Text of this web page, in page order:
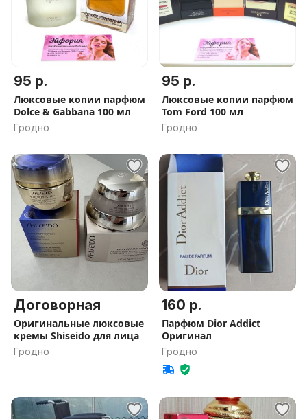
95 р.
Люксовые копии парфюм
Dolce & Gabbana 100 мл
Гродно
95 р.
Люксовые копии парфюм
Tom Ford 100 мл
Гродно
Договорная
Оригинальные люксовые
кремы Shiseido для лица
Гродно
160 р.
Парфюм Dior Addict
Оригинал
Гродно